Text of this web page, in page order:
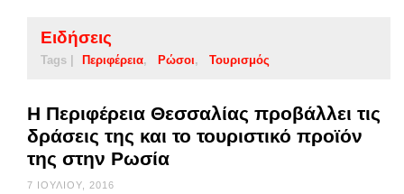
Ειδήσεις
Tags | Περιφέρεια Ρώσοι Τουρισμός
Η Περιφέρεια Θεσσαλίας προβάλλει τις
δράσεις της και το τουριστικό προϊόν
της στην Ρωσία
7 ΙΟΥΛΊΟΥ, 2016